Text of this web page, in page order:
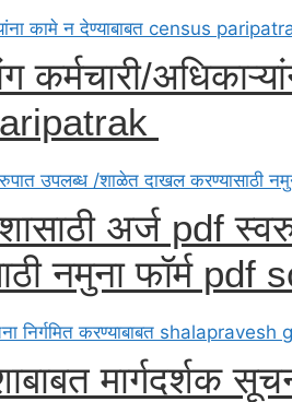
कर्मचारी/
अर्ज pdf
नमुना फॉर्म pdf
मार्गदर्शक